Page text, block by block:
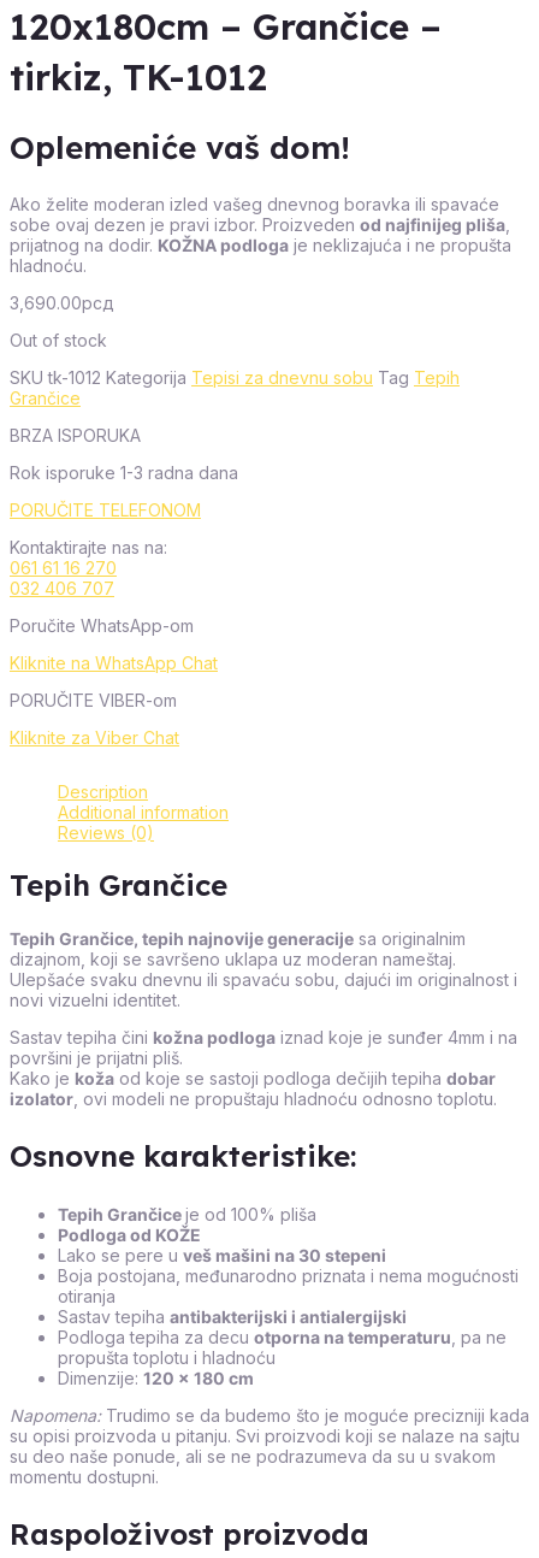
120x180cm – Grančice –
tirkiz, TK-1012
Oplemeniće vaš dom!
Ako želite moderan izled vašeg dnevnog boravka ili spavaće
sobe ovaj dezen je pravi izbor. Proizveden od najfinijeg pliša
prijatnog na dodir. KOŽNA podloga je neklizajuća i ne propušta
hladnoću.
3,690.00рсд
Out of stock
SKUtk-1012 Kategorija Tepisi za dnevnu sobu Tag Tepih
Grančice
BRZA ISPORUKA
Rok isporuke 1-3 radna dana
PORUČITE TELEFONOM
Kontaktirajte nas na:
061 61 16 270
032 406 707
Poručite WhatsApp-om
Kliknite na WhatsApp Chat
PORUČITE VIBER-om
Kliknite za Viber Chat
Description
Additional information
Reviews (0)
Tepih Grančice
Tepih Grančice, tepih najnovije generacije sa originalnim
dizajnom, koji se savršeno uklapa uz moderan nameštaj.
Ulepšaće svaku dnevnu ili spavaću sobu, dajući im originalnost i
novi vizuelni identitet.
Sastav tepiha čini kožna podloga iznad koje je sunđer 4mm i na
površini je prijatni pliš.
Kako je koža od koje se sastoji podloga dečijih tepiha dobar
izolator , ovi modeli ne propuštaju hladnoću odnosno toplotu.
Osnovne karakteristike:
Tepih Grančiceje od 100% pliša
Podloga od KOŽE
Lako se pere u veš mašini na 30 stepeni
Boja postojana, međunarodno priznata i nema mogućnosti
otiranja
Sastav tepiha antibakterijski i antialergijski
Podloga tepiha za decu otporna na temperaturu , pa ne
propušta toplotu i hladnoću
Dimenzije: 120 x 180 cm
Napomena:Trudimo se da budemo što je moguće precizniji kada
su opisi proizvoda u pitanju. Svi proizvodi koji se nalaze na sajtu
su deo naše ponude, ali se ne podrazumeva da su u svakom
momentu dostupni.
Raspoloživost proizvoda